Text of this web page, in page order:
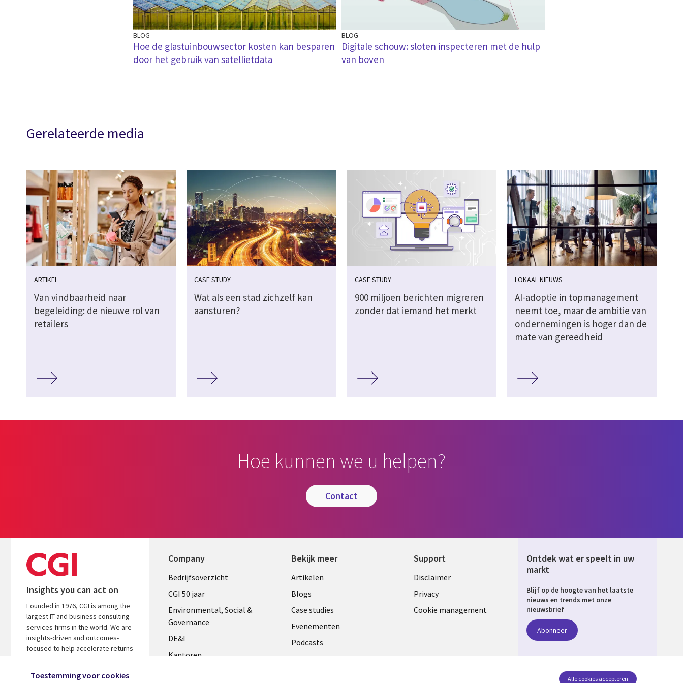
BLOG
Hoe de glastuinbouwsector kosten kan besparen
door het gebruik van satellietdata
BLOG
Digitale schouw: sloten inspecteren met de hulp
van boven
Gerelateerde media
ARTIKEL
Van vindbaarheid naar
begeleiding: de nieuwe rol van
retailers
CASE STUDY
Wat als een stad zichzelf kan
aansturen?
CASE STUDY
900 miljoen berichten migreren
zonder dat iemand het merkt
LOKAAL NIEUWS
AI-adoptie in topmanagement
neemt toe, maar de ambitie van
ondernemingen is hoger dan de
mate van gereedheid
Hoe kunnen we u helpen?
contact
Insights you can act on
Founded in 1976, CGI is among the
largest IT and business consulting
services firms in the world. We are
insights-driven and outcomes-
focused to help accelerate returns
on your investments.
Company
Useful
links
NETHERLANDS
Bedrijfsoverzicht
CGI 50 jaar
Environmental, Social &
Governance
DE&I
Kantoren
Bekijk meer
Library
Links
NETHERLANDS
Artikelen
Blogs
Case studies
Evenementen
Podcasts
Viewpoints
Support
Legal
NETHERLANDS
Disclaimer
Privacy
Cookie management
Ontdek wat er speelt in uw
markt
Blijf op de hoogte van het laatste
nieuws en trends met onze
nieuwsbrief
Abonneer
Toestemming voor cookies Alle cookies accepteren